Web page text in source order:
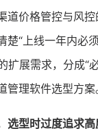
道价格管控与风
“上线一年内必
展需求，分成“
管理软件选型方案
选型时过度追求